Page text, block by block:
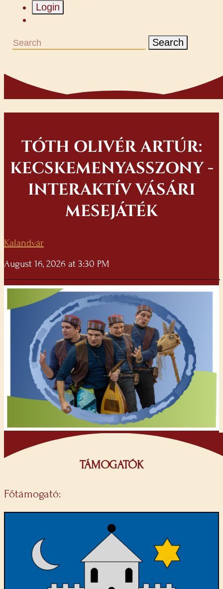
Login
Search
TÓTH OLIVÉR ARTÚR:
KECSKEMENYASSZONY -
INTERAKTÍV VÁSÁRI
MESEJÁTÉK
Kalandvár
August 16, 2026 at 3:30 PM
TÁMOGATÓK
Főtámogató: